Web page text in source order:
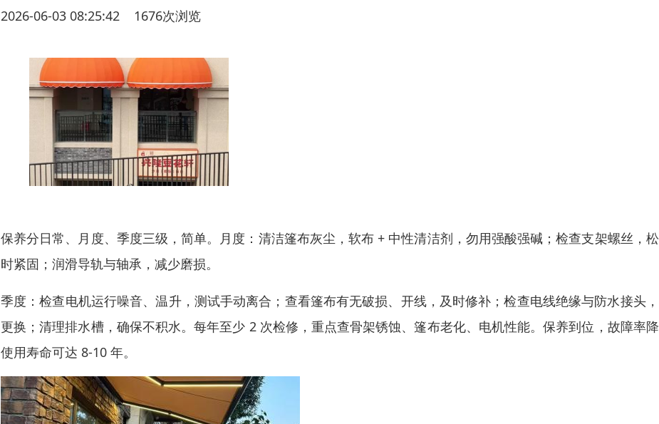
2026-06-03 08:25:42 1676次浏览
保养分日常、月度、季度三级，简单。月度：清洁篷布灰尘，软布 + 中性清洁剂，勿用强酸强碱；检查支架螺丝，
时紧固；润滑导轨与轴承，减少磨损。
季度：检查电机运行噪音、温升，测试手动离合；查看篷布有无破损、开线，及时修补；检查电线绝缘与防水接头
更换；清理排水槽，确保不积水。每年至少 2 次检修，重点查骨架锈蚀、篷布老化、电机性能。保养到位，故障率
使用寿命可达 8-10 年。